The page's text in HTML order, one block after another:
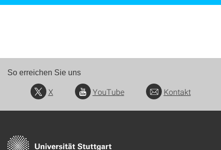
So erreichen Sie uns
X YouTube Kontakt